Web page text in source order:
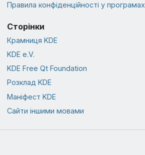
Правила конфіденційності у програмах
Сторінки
Крамниця KDE
KDE e.V.
KDE Free Qt Foundation
Розклад KDE
Маніфест KDE
Сайти іншими мовами